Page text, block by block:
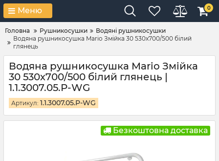
Меню 0
Головна Рушникосушки
Водяні рушникосушки
Водяна рушникосушка Mario Змійка 30 530х700/500 білий
глянець
Водяна рушникосушка Mario Змійка
30 530х700/500 білий глянець |
1.1.3007.05.P-WG
Артикул: 1.1.3007.05.P-WG
Безкоштовна доставка